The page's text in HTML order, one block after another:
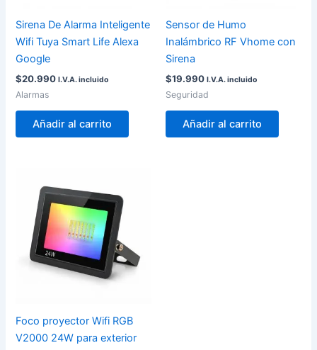
Sirena De Alarma Inteligente
Wifi Tuya Smart Life Alexa
Google
$20.990 I.V.A. incluido
Alarmas
Añadir al carrito
Sensor de Humo
Inalámbrico RF Vhome con
Sirena
$19.990 I.V.A. incluido
Seguridad
Añadir al carrito
Foco proyector Wifi RGB
V2000 24W para exterior